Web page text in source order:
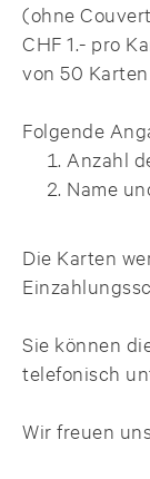
(ohne
CHF 1.- pro
von 50
Folgende
Anzahl
Name
Die Karten
Sie können
telefonisch
Wir freuen